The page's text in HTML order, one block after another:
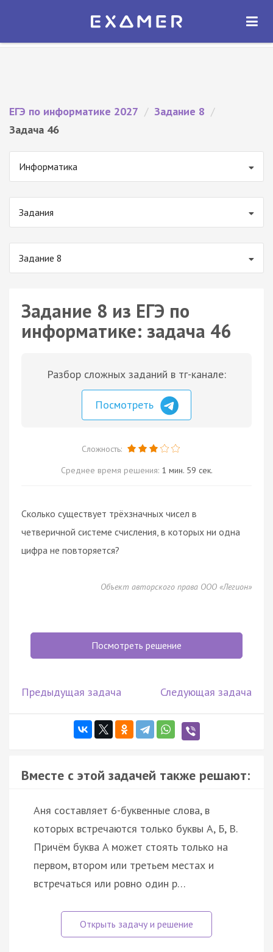
Экзамер — ЕГЭ 2027
ОТКРЫТЬ
ЕГЭ по информатике 2027 / Задание 8 /
Задача 46
Информатика
Задания
Задание 8
Задание 8 из ЕГЭ по
информатике: задача 46
Разбор сложных заданий в тг-канале:
Посмотреть
Сложность:
Среднее время решения: 1 мин. 59 сек.
Сколько существует трёхзначных чисел в
четверичной системе счисления, в которых ни одна
цифра не повторяется?
Объект авторского права ООО «Легион»
Посмотреть решение
Предыдущая задача Следующая задача
Вместе с этой задачей также решают:
Аня составляет 6-буквенные слова, в
которых встречаются только буквы А, Б, В.
Причём буква A может стоять только на
первом, втором или третьем местах и
встречаться или ровно один р…